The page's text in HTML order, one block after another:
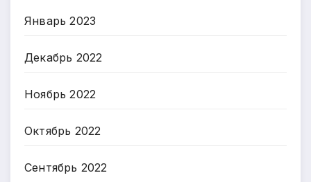
Январь 2023
Декабрь 2022
Ноябрь 2022
Октябрь 2022
Сентябрь 2022